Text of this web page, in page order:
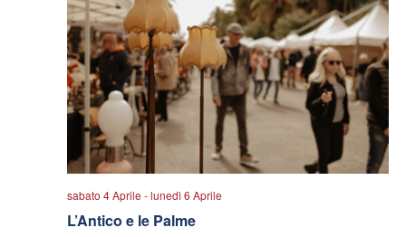
sabato 4 Aprile -lunedì 6 Aprile
L’Antico e le Palme